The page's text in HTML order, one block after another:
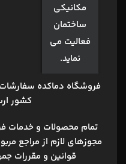
مکانیکی
ساختمان
فعالیت می
نماید.
فروشگاه دماکده
کشور
تمام محصولات و خدمات
مجوزهاي لازم از مراجع
قوانين و مقررات